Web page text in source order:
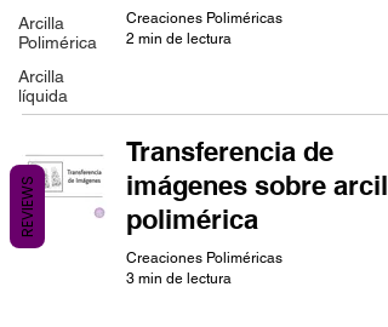
Arcilla
Polimérica
Arcilla
líquida
Creaciones Poliméricas
2 min de lectura
Transferencia de
imágenes sobre
polimérica
Creaciones Poliméricas
3 min de lectura
REVIEWS